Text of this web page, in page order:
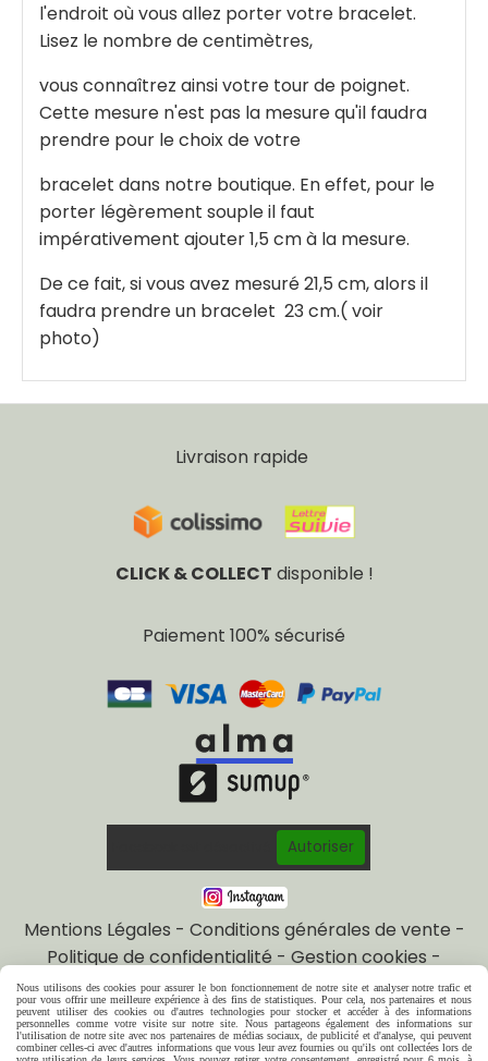
l'endroit où vous allez porter votre bracelet.
Lisez le nombre de centimètres,
vous connaîtrez ainsi votre tour de poignet.
Cette mesure n'est pas la mesure qu'il faudra
prendre pour le choix de votre
bracelet dans notre boutique. En effet, pour le
porter légèrement souple il faut
impérativement ajouter 1,5 cm à la mesure.
De ce fait, si vous avez mesuré 21,5 cm, alors il
faudra prendre un bracelet 23 cm.( voir
photo)
Livraison rapide
CLICK & COLLECT disponible !
Paiement 100% sécurisé
Autoriser
Mentions Légales
Conditions générales de vente
Politique de confidentialité
Gestion cookies
Mon Compte
Créer un site internet
Bracelets bijoux
Nous utilisons des cookies pour assurer le bon fonctionnement de notre site et analyser notre trafic et
pour vous offrir une meilleure expérience à des fins de statistiques. Pour cela, nos partenaires et nous
peuvent utiliser des cookies ou d'autres technologies pour stocker et accéder à des informations
personnelles comme votre visite sur notre site. Nous partageons également des informations sur
l'utilisation de notre site avec nos partenaires de médias sociaux, de publicité et d'analyse, qui peuvent
combiner celles-ci avec d'autres informations que vous leur avez fournies ou qu'ils ont collectées lors de